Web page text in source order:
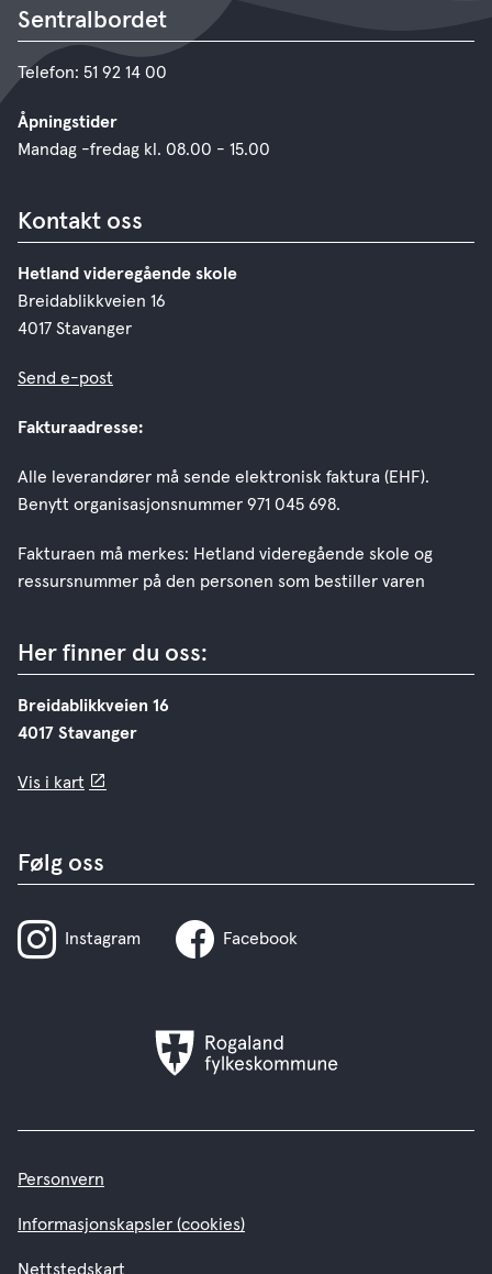
Sentralbordet
Telefon: 51 92 14 00
Åpningstider
Mandag -fredag kl. 08.00 - 15.00
Kontakt oss
Hetland videregående skole
Breidablikkveien 16
4017 Stavanger
Send e-post
Fakturaadresse:
Alle leverandører må sende elektronisk faktura (EHF).
Benytt organisasjonsnummer 971 045 698.
Fakturaen må merkes: Hetland videregående skole og
ressursnummer på den personen som bestiller varen
Her finner du oss:
Breidablikkveien 16
4017 Stavanger
Vis i kart
Følg oss
Instagram Facebook
Rogaland
fylkeskommune
Personvern
Informasjonskapsler (cookies)
Nettstedskart